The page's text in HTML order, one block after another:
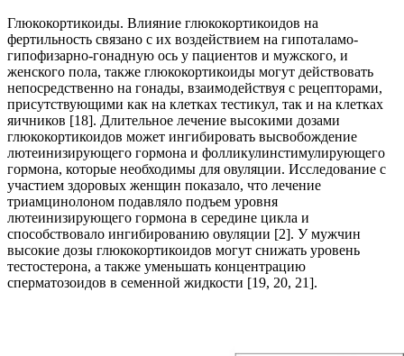
Глюкокортикоиды. Влияние глюкокортикоидов на
фертильность связано с их воздействием на гипоталамо-
гипофизарно-гонадную ось у пациентов и мужского, и
женского пола, также глюкокортикоиды могут действовать
непосредственно на гонады, взаимодействуя с рецепторами,
присутствующими как на клетках тестикул, так и на клетках
яичников [18]. Длительное лечение высокими дозами
глюкокортикоидов может ингибировать высвобождение
лютеинизирующего гормона и фолликулинстимулирующего
гормона, которые необходимы для овуляции. Исследование с
участием здоровых женщин показало, что лечение
триамцинолоном подавляло подъем уровня
лютеинизирующего гормона в середине цикла и
способствовало ингибированию овуляции [2]. У мужчин
высокие дозы глюкокортикоидов могут снижать уровень
тестостерона, а также уменьшать концентрацию
сперматозоидов в семенной жидкости [19, 20, 21].